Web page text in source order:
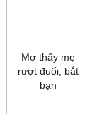
Mơ thấy mẹ
rượt đuổi, bắt
bạn